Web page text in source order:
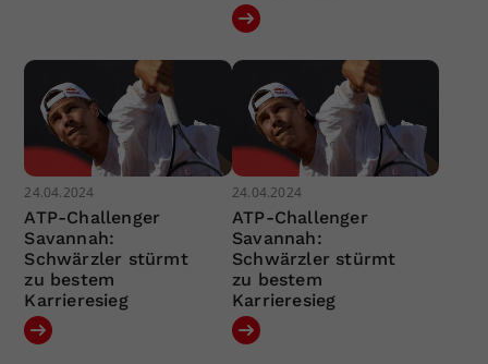
24.04.2024
ATP-Challenger
Savannah:
Schwärzler stürmt
zu bestem
Karrieresieg
24.04.2024
ATP-Challenger
Savannah:
Schwärzler stürmt
zu bestem
Karrieresieg